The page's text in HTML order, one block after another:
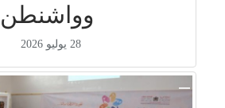
وواشنطن
28 يوليو 2026